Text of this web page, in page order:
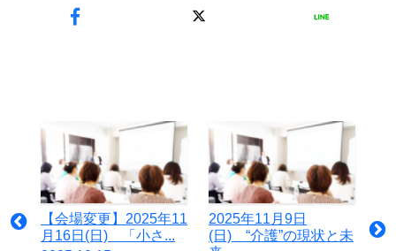
【会場変更】2025年11
月16日(日) 「小さ...
2025年11月9日
(日) “介護”の現状と未